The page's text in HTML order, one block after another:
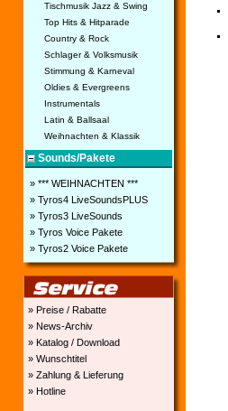
Tischmusik Jazz & Swing
Top Hits & Hitparade
Country & Rock
Schlager & Volksmusik
Stimmung & Karneval
Oldies & Evergreens
Instrumentals
Latin & Ballsaal
Weihnachten & Klassik
Sounds/Pakete
» *** WEIHNACHTEN ***
» Tyros4 LiveSoundsPLUS
» Tyros3 LiveSounds
» Tyros Voice Pakete
» Tyros2 Voice Pakete
» Preise / Rabatte
» News-Archiv
» Katalog / Download
» Wunschtitel
» Zahlung & Lieferung
» Hotline